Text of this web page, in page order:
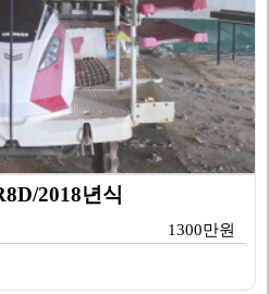
2018년식
1300만원